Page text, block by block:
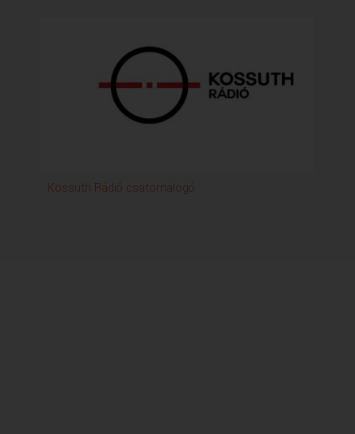
Kossuth Rádió csatornalogó